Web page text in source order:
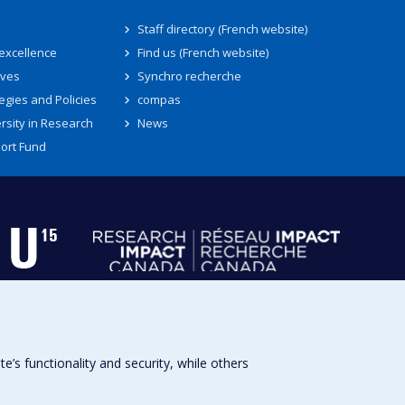
and Policies
in Research
Fund
Staff directory (French website)
Find us (French website)
Synchro recherche
compas
News
functionality and security, while others